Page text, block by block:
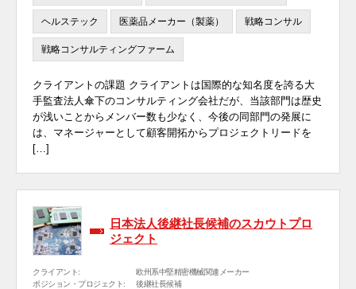
ヘルステック 医薬品メーカー（製薬） 戦略コンサル
戦略コンサルティングファーム
クライアントの課題 クライアントは国際的な知名度を誇る大
手監査法人傘下のコンサルティング会社だが、当該部門は歴史
が浅いことからメンバー数も少なく、今後の同部門の発展に
は、マネージャーとして顧客開拓からプロジェクトリードを
[…]
日本法人後継社長候補のスカウトプロ
ジェクト
クライアント:
欧州系中堅精密機械関連メーカー
ポジション・プロジェクト:
後継社長候補